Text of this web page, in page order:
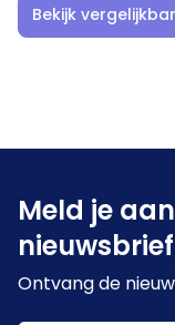
Bekijk
Meld je
nieuwsbrief
Ontvang de